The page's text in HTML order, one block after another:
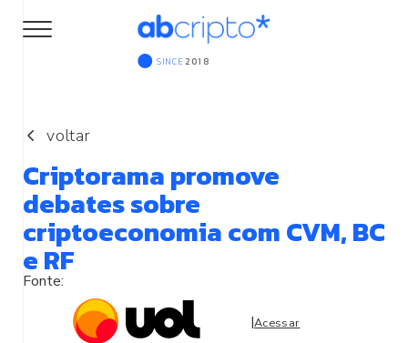
SINCE 2018
voltar
Criptorama promove
debates sobre
criptoeconomia com CVM, BC
e RF
|Acessar